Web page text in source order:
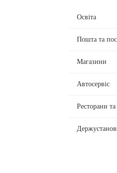
Освіта
Пошта та
Магазини
Автосервіс
Ресторани